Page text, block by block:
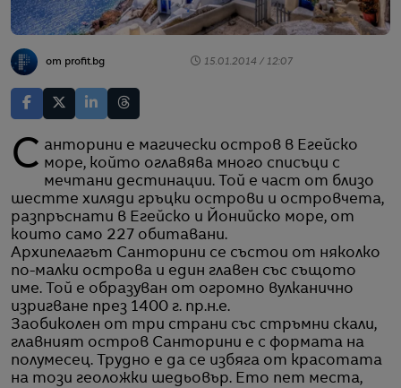
от profit.bg 15.01.2014 / 12:07
Санторини е магически остров в Егейско море, който оглавява много списъци с
мечтани дестинации. Той е част от близо
шестте хиляди гръцки острови и островчета,
разпръснати в Егейско и Йонийско море, от
които само 227 обитавани.
Архипелагът Санторини се състои от няколко
по-малки острова и един главен със същото
име. Той е образуван от огромно вулканично
изригване през 1400 г. пр.н.е.
Заобиколен от три страни със стръмни скали,
главният остров Санторини е с формата на
полумесец. Трудно е да се избяга от красотата
на този геоложки шедьовър. Ето пет места,